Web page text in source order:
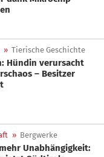
» Tierische Geschichte
Hündin verursacht
– Besitzer
» Bergwerke